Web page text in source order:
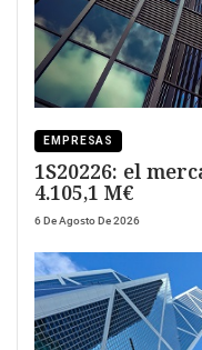
EMPRESAS
1S20226: el
4.105,1 M€
6 De Agosto De 2026